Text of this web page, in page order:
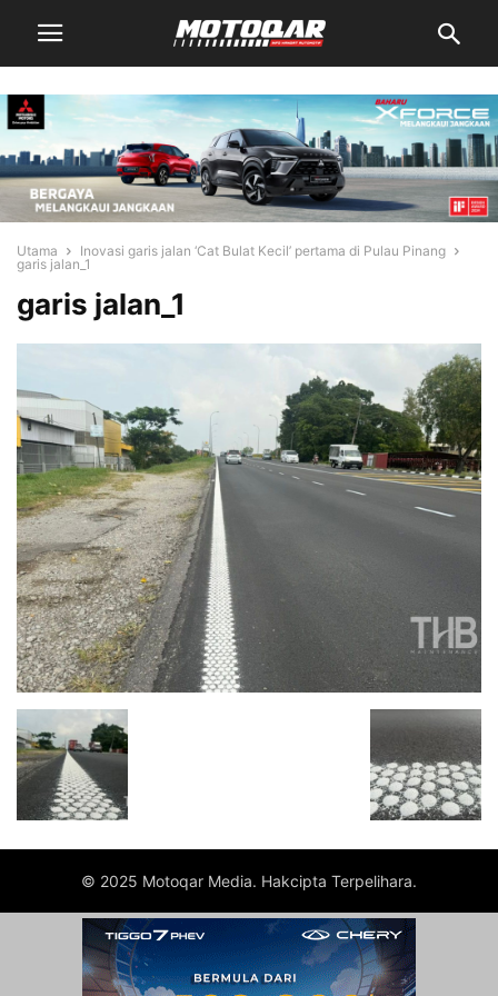
Utama
Inovasi garis jalan ‘Cat Bulat Kecil’ pertama di Pulau Pinang
garis jalan_1
garis jalan_1
© 2025 Motoqar Media. Hakcipta Terpelihara.